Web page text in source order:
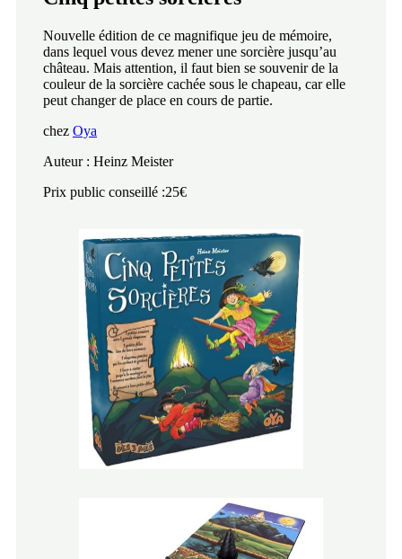
Nouvelle édition de ce magnifique jeu de mémoire,
dans lequel vous devez mener une sorcière jusqu’au
château. Mais attention, il faut bien se souvenir de la
couleur de la sorcière cachée sous le chapeau, car elle
peut changer de place en cours de partie.
chez Oya
Auteur : Heinz Meister
Prix public conseillé :25€